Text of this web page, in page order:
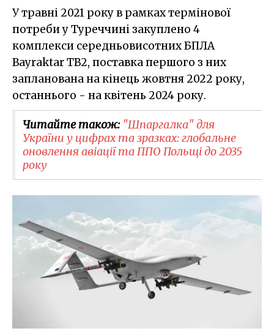
У травні 2021 року в рамках термінової
потреби у Туреччині закуплено 4
комплекси середньовисотних БПЛА
Bayraktar TB2, поставка першого з них
запланована на кінець жовтня 2022 року,
останнього - на квітень 2024 року.
Читайте також: "Шпаргалка" для
України у цифрах та зразках: глобальне
оновлення авіації та ППО Польщі до 2035
року